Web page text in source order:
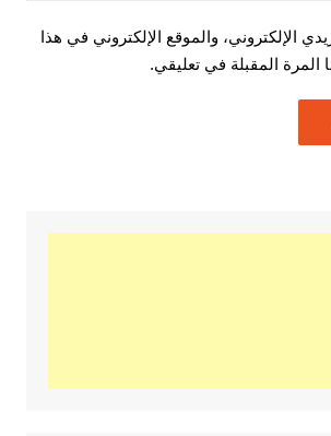
الإلكتروني، والموقع الإلكتروني في هذا
المرة المقبلة في تعليقي.